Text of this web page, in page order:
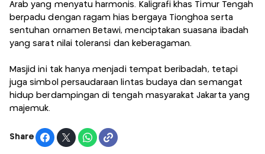
Arab yang menyatu harmonis. Kaligrafi khas Timur Tengah
berpadu dengan ragam hias bergaya Tionghoa serta
sentuhan ornamen Betawi, menciptakan suasana ibadah
yang sarat nilai toleransi dan keberagaman.
Masjid ini tak hanya menjadi tempat beribadah, tetapi
juga simbol persaudaraan lintas budaya dan semangat
hidup berdampingan di tengah masyarakat Jakarta yang
majemuk.
Share